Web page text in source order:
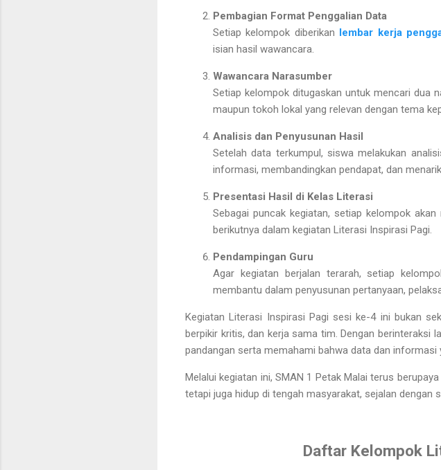
Pembagian Format Penggalian Data
Setiap kelompok diberikan lembar kerja
isian hasil wawancara.
Wawancara Narasumber
Setiap kelompok ditugaskan untuk mencari dua
maupun tokoh lokal yang relevan dengan tema
Analisis dan Penyusunan Hasil
Setelah data terkumpul, siswa melakukan
informasi, membandingkan pendapat, dan
Presentasi Hasil di Kelas Literasi
Sebagai puncak kegiatan, setiap kelompok akan
berikutnya dalam kegiatan Literasi Inspirasi Pagi.
Pendampingan Guru
Agar kegiatan berjalan terarah, setiap
membantu dalam penyusunan pertanyaan,
Kegiatan Literasi Inspirasi Pagi sesi ke-4 ini bukan
berpikir kritis, dan kerja sama tim. Dengan berinteraksi
pandangan serta memahami bahwa data dan informasi
Melalui kegiatan ini, SMAN 1 Petak Malai terus
tetapi juga hidup di tengah masyarakat, sejalan dengan
Daftar Kelompok